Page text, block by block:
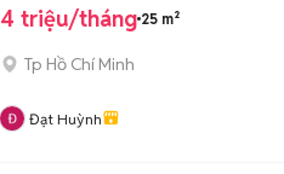
4 triệu/tháng 25 m²
Tp Hồ Chí Minh
Đạt Huỳnh